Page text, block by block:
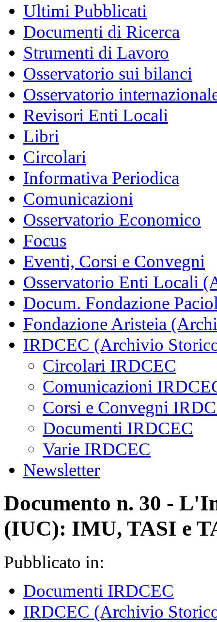
Ultimi Pubblicati
Documenti di Ricerca
Strumenti di Lavoro
Osservatorio sui bilanci
Osservatorio
Revisori Enti Locali
Libri
Circolari
Informativa Periodica
Comunicazioni
Osservatorio Economico
Focus
Eventi, Corsi e Convegni
Osservatorio Enti Locali
Docum. Fondazione
Fondazione Aristeia
IRDCEC (Archivio
Circolari IRDCEC
Comunicazioni
Corsi e Convegni
Documenti IRDCEC
Varie IRDCEC
Newsletter
Documento n. 30 -
(IUC): IMU, TASI e
Pubblicato in:
Documenti IRDCEC
IRDCEC (Archivio